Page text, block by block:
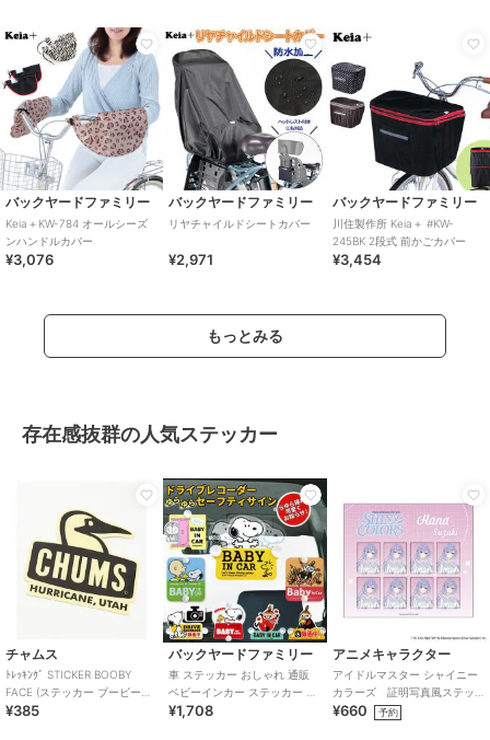
バックヤードファミリー
Keia＋KW-784 オールシーズ
ンハンドルカバー
¥3,076
バックヤードファミリー
リヤチャイルドシートカバー
¥2,971
バックヤードファミリー
川住製作所 Keia＋ #KW-
245BK 2段式 前かごカバー
¥3,454
もっとみる
存在感抜群の人気ステッカー
チャムス
ﾄﾚｯｷﾝｸﾞ STICKER BOOBY
FACE (ステッカー ブービーフ
ェイス)
¥385
バックヤードファミリー
車 ステッカー おしゃれ 通販
ベビーインカー ステッカー 吸
盤 スイングサイン スヌーピー
¥1,708
アニメキャラクター
アイドルマスター シャイニー
カラーズ 証明写真風ステッ
カー (鈴木羽那)
¥660 予約